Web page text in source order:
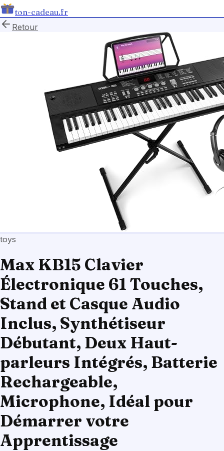
ton-cadeau.fr
Retour
toys
Max KB15 Clavier
Électronique 61 Touches,
Stand et Casque Audio
Inclus, Synthétiseur
Débutant, Deux Haut-
parleurs Intégrés, Batterie
Rechargeable,
Microphone, Idéal pour
Démarrer votre
Apprentissage